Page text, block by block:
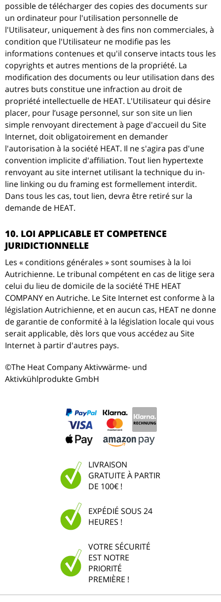
possible de télécharger des copies des documents sur
un ordinateur pour l'utilisation personnelle de
l'Utilisateur, uniquement à des fins non commerciales, à
condition que l'Utilisateur ne modifie pas les
informations contenues et qu'il conserve intacts tous les
copyrights et autres mentions de la propriété. La
modification des documents ou leur utilisation dans des
autres buts constitue une infraction au droit de
propriété intellectuelle de HEAT. L'Utilisateur qui désire
placer, pour l’usage personnel, sur son site un lien
simple renvoyant directement à page d'accueil du Site
Internet, doit obligatoirement en demander
l'autorisation à la société HEAT. Il ne s'agira pas d'une
convention implicite d'affiliation. Tout lien hypertexte
renvoyant au site internet utilisant la technique du in-
line linking ou du framing est formellement interdit.
Dans tous les cas, tout lien, devra être retiré sur la
demande de HEAT.
10. LOI APPLICABLE ET COMPETENCE
JURIDICTIONNELLE
Les « conditions générales » sont soumises à la loi
Autrichienne. Le tribunal compétent en cas de litige sera
celui du lieu de domicile de la société THE HEAT
COMPANY en Autriche. Le Site Internet est conforme à la
législation Autrichienne, et en aucun cas, HEAT ne donne
de garantie de conformité à la législation locale qui vous
serait applicable, dès lors que vous accédez au Site
Internet à partir d'autres pays.
©The Heat Company Aktivwärme- und
Aktivkühlprodukte GmbH
LIVRAISON
GRATUITE À PARTIR
DE 100€ !
EXPÉDIÉ SOUS 24
HEURES !
VOTRE SÉCURITÉ
EST NOTRE
PRIORITÉ
PREMIÈRE !